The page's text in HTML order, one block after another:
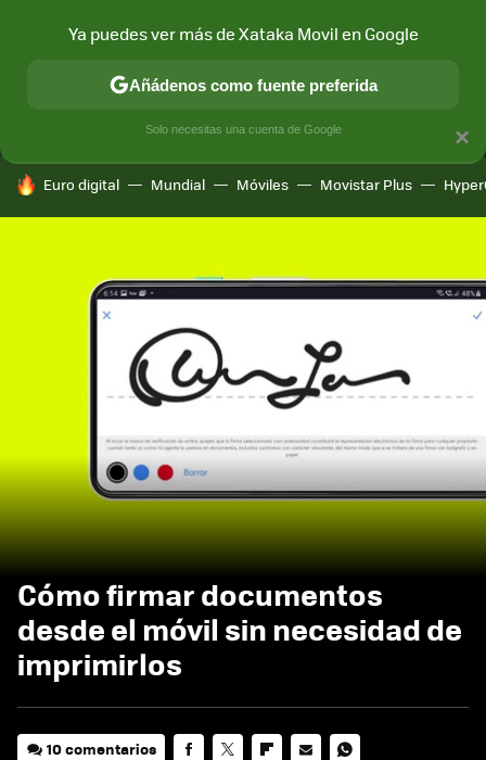
MÓVIL Y SOCIEDAD APLICACIONES
HOY SE HABLA DE
Euro digital Mundial Móviles Movistar Plus
Cómo firmar documentos
desde el móvil sin necesidad de
imprimirlos
10 comentarios
×
Ya puedes ver más de Xataka Movil en Google
Añádenos como fuente preferida
Solo necesitas una cuenta de Google